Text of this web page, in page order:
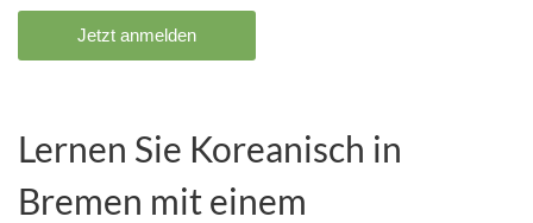
Jetzt anmelden
Lernen Sie Koreanisch in
Bremen mit einem